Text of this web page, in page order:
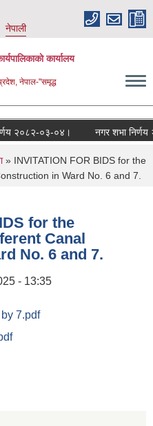
नेपाली
कार्यालय
नेपाल-"समृद्ध
२०८२-०३-०४। नगर शभा निर्णय
» INVITATION FOR BIDS for the
in Ward No. 6 and 7.
for the
Canal
No. 6 and 7.
- 13:35
7.pdf